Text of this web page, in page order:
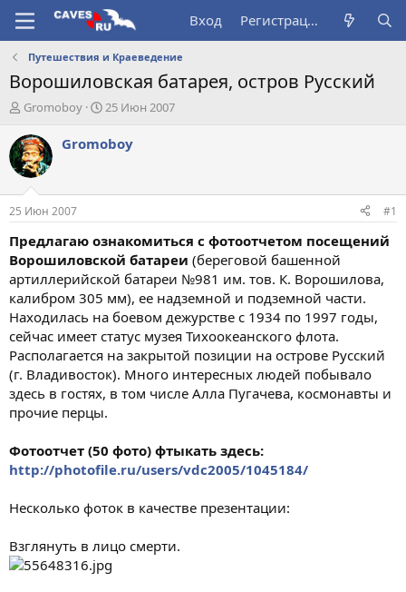
Вход Регистрация
Путешествия и Краеведение
Ворошиловская батарея, остров Русский
А
т
о
р
т
е
м
ы
Gromoboy
Д
т
а
л
25 Июн 2007
Gromoboy
25 Июн 2007 #1
Предлагаю ознакомиться с фотоотчетом посещений
Ворошиловской батареи (береговой башенной
артиллерийской батареи №981 им. тов. К. Ворошилова,
калибром 305 мм), ее надземной и подземной части.
Находилась на боевом дежурстве с 1934 по 1997 годы,
сейчас имеет статус музея Тихоокеанского флота.
Располагается на закрытой позиции на острове Русский
(г. Владивосток). Много интересных людей побывало
здесь в гостях, в том числе Алла Пугачева, космонавты и
прочие перцы.
Фотоотчет (50 фото) фтыкать здесь:
http://photofile.ru/users/vdc2005/1045184/
Несколько фоток в качестве презентации:
Взглянуть в лицо смерти.